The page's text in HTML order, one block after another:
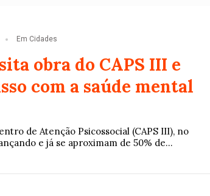
Em Cidades
obra do CAPS III e
com a saúde mental
de Atenção Psicossocial (CAPS III), no
e já se aproximam de 50% de...